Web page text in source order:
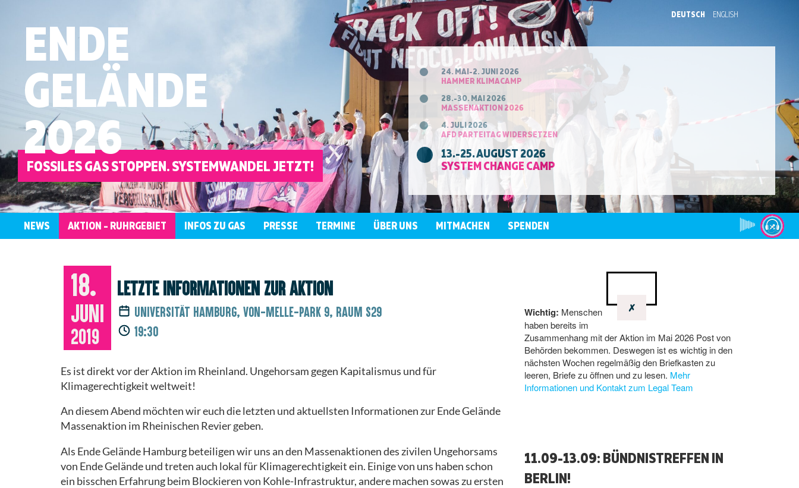
DEUTSCH ENGLISH
ENDE
GELÄNDE
2026
FOSSILES GAS STOPPEN. SYSTEMWANDEL JETZT!
24. MAI-2. JUNI 2026
HAMMER KLIMACAMP
28.-30. MAI 2026
MASSENAKTION 2026
4. JULI 2026
AFD PARTEITAG WIDERSETZEN
13.-25. AUGUST 2026
SYSTEM CHANGE CAMP
NEWS AKTION – RUHRGEBIET
AKTIONSKONSENS
ANREISE
DURCHFLIESSEN
ANTIRASSISMUS
ISRAEL/PALÄSTINA
INFOS ZU GAS PRESSE
PRESSESPIEGEL
PRESSEMITTEILUNGEN
TERMINE ÜBER UNS
SELBSTREFLEXION
UND SOLIDARISCH
ABLEISMUS
BARRIEREN
UMGANG MIT
SEXUALISIERTER
ISRAEL/PALÄSTINA
LEITFADEN
MITMACHEN
GRUPPEN
ARBEITSGRUPPEN
SPENDEN
18.
Juni
2019
Letzte Informationen zur Aktion
Universität Hamburg, Von-Melle-Park 9, Raum S29
19:30
Es ist direkt vor der Aktion im Rheinland. Ungehorsam gegen Kapitalismus und für
Klimagerechtigkeit weltweit!
An diesem Abend möchten wir euch die letzten und aktuellsten Informationen zur Ende Gelände
Massenaktion im Rheinischen Revier geben.
Als Ende Gelände Hamburg beteiligen wir uns an den Massenaktionen des zivilen Ungehorsams
von Ende Gelände und treten auch lokal für Klimagerechtigkeit ein. Einige von uns haben schon
ein bisschen Erfahrung beim Blockieren von Kohle-Infrastruktur, andere machen sowas zu ersten
✗
Wichtig: Menschen
haben bereits im
Zusammenhang mit der Aktion im Mai 2026 Post von
Behörden bekommen. Deswegen ist es wichtig in den
nächsten Wochen regelmäßig den Briefkasten zu
leeren, Briefe zu öffnen und zu lesen. Mehr
Informationen und Kontakt zum Legal Team
11.09-13.09: BÜNDNISTREFFEN IN
BERLIN!